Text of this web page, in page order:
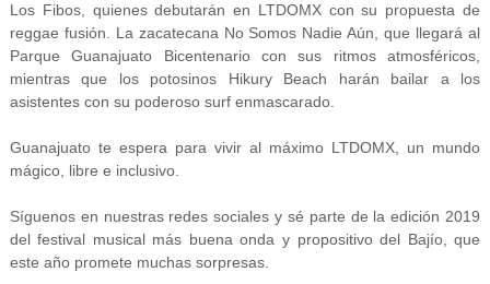
Los Fibos, quienes debutarán en LTDOMX con su propuesta de
reggae fusión. La zacatecana No Somos Nadie Aún, que llegará al
Parque Guanajuato Bicentenario con sus ritmos atmosféricos,
mientras que los potosinos Hikury Beach harán bailar a los
asistentes con su poderoso surf enmascarado.
Guanajuato te espera para vivir al máximo LTDOMX, un mundo
mágico, libre e inclusivo.
Síguenos en nuestras redes sociales y sé parte de la edición 2019
del festival musical más buena onda y propositivo del Bajío, que
este año promete muchas sorpresas.